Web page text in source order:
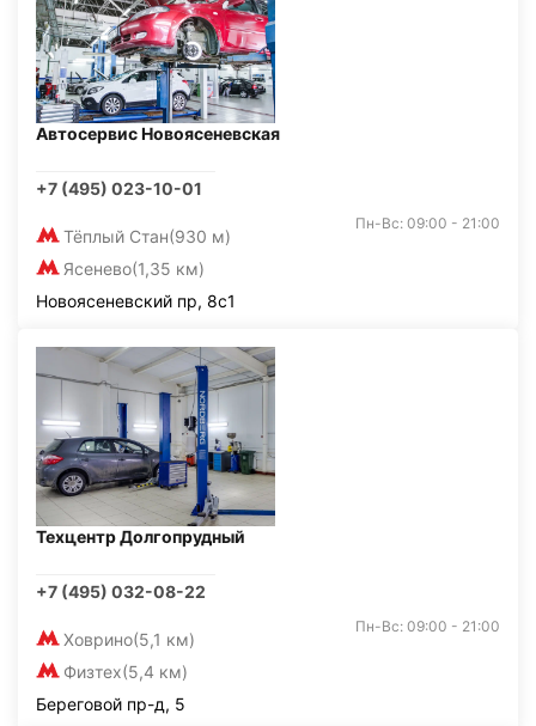
Автосервис Новоясеневская
+7 (495) 023-10-01
Тёплый Стан(930 м)
Ясенево(1,35 км)
Пн-Вс: 09:00 - 21:00
Новоясеневский пр, 8с1
Техцентр Долгопрудный
+7 (495) 032-08-22
Ховрино(5,1 км)
Физтех(5,4 км)
Пн-Вс: 09:00 - 21:00
Береговой пр-д, 5